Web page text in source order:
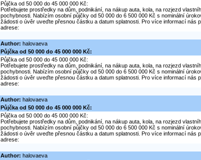
Půjčka od 50 000 do 45 000 000 Kč:
Potřebujete prostředky na dům, podnikání, na nákup auta, kola, na rozjezd
pochybnosti. Nabízím osobní půjčky od 50 000 do 6 500 000 Kč s nominální
žádosti o úvěr uveďte přesnou částku a datum splatnosti. Pro více informací nás
adrese:
Author: halovaeva
Půjčka od 50 000 do 45 000 000 Kč:
Půjčka od 50 000 do 45 000 000 Kč:
Potřebujete prostředky na dům, podnikání, na nákup auta, kola, na rozjezd
pochybnosti. Nabízím osobní půjčky od 50 000 do 6 500 000 Kč s nominální
žádosti o úvěr uveďte přesnou částku a datum splatnosti. Pro více informací nás
adrese:
Author: halovaeva
Půjčka od 50 000 do 45 000 000 Kč:
Půjčka od 50 000 do 45 000 000 Kč:
Potřebujete prostředky na dům, podnikání, na nákup auta, kola, na rozjezd
pochybnosti. Nabízím osobní půjčky od 50 000 do 6 500 000 Kč s nominální
žádosti o úvěr uveďte přesnou částku a datum splatnosti. Pro více informací nás
adrese:
Author: halovaeva